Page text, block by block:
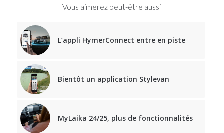
Vous aimerez peut-être aussi
L’appli HymerConnect entre en piste
Bientôt un application Stylevan
MyLaika 24/25, plus de fonctionnalités